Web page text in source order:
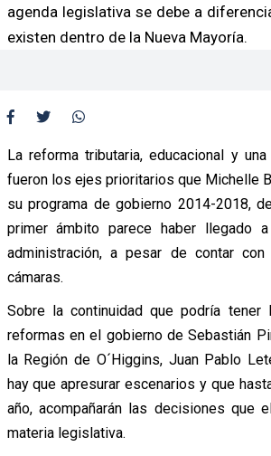
agenda legislativa se debe a
existen dentro de la Nueva Mayoría.
La reforma tributaria, educacional y
fueron los ejes prioritarios que Michelle
su programa de gobierno 2014-2018,
primer ámbito parece haber llegado
administración, a pesar de contar
cámaras.
Sobre la continuidad que podría
reformas en el gobierno de Sebastián
la Región de O´Higgins, Juan Pablo
hay que apresurar escenarios y que
año, acompañarán las decisiones que
materia legislativa.